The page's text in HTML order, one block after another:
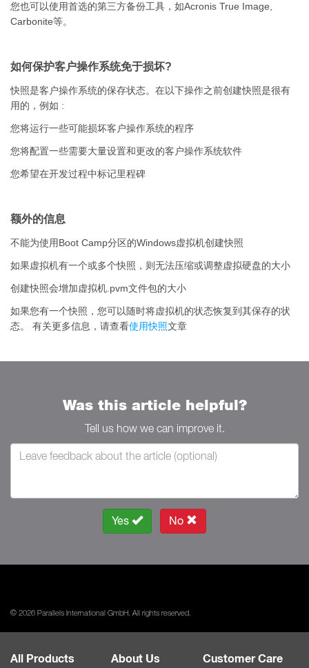
您也可以使用首选的第三方备份工具，如Acronis True Image,
Carbonite等。
如何保护客户操作系统免于损坏?
快照是客户操作系统的保存状态。在以下操作之前创建快照是很有
用的，例如 :
您将运行一些可能损坏客户操作系统的程序
您将配置一些需要大量设置和更改的客户操作系统软件
您希望在开发过程中标记里程碑
额外的信息
不能为使用Boot Camp分区的Windows虚拟机创建快照
如果虚拟机有一个或多个快照，则无法压缩或调整虚拟硬盘的大小
创建快照会增加虚拟机.pvm文件包的大小
如果您有一个快照，您可以随时将虚拟机的状态恢复到其保存的状
态。 有关更多信息，请查看使用快照文章
Was this article helpful?
Tell us how we can improve it.
Yes No
© 2026 Parallels International GmbH. All rights reserved.
All Products About Us Customer Care